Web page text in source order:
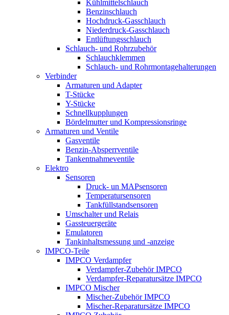
Kühlmittelschlauch
Benzinschlauch
Hochdruck-Gasschlauch
Niederdruck-Gasschlauch
Entlüftungsschlauch
Schlauch- und Rohrzubehör
Schlauchklemmen
Schlauch- und Rohrmontagehalterungen
Verbinder
Armaturen und Adapter
T-Stücke
Y-Stücke
Schnellkupplungen
Bördelmutter und Kompressionsringe
Armaturen und Ventile
Gasventile
Benzin-Absperrventile
Tankentnahmeventile
Elektro
Sensoren
Druck- un MAPsensoren
Temperatursensoren
Tankfüllstandsensoren
Umschalter und Relais
Gassteuergeräte
Emulatoren
Tankinhaltsmessung und -anzeige
IMPCO-Teile
IMPCO Verdampfer
Verdampfer-Zubehör IMPCO
Verdampfer-Reparatursätze IMPCO
IMPCO Mischer
Mischer-Zubehör IMPCO
Mischer-Reparatursätze IMPCO